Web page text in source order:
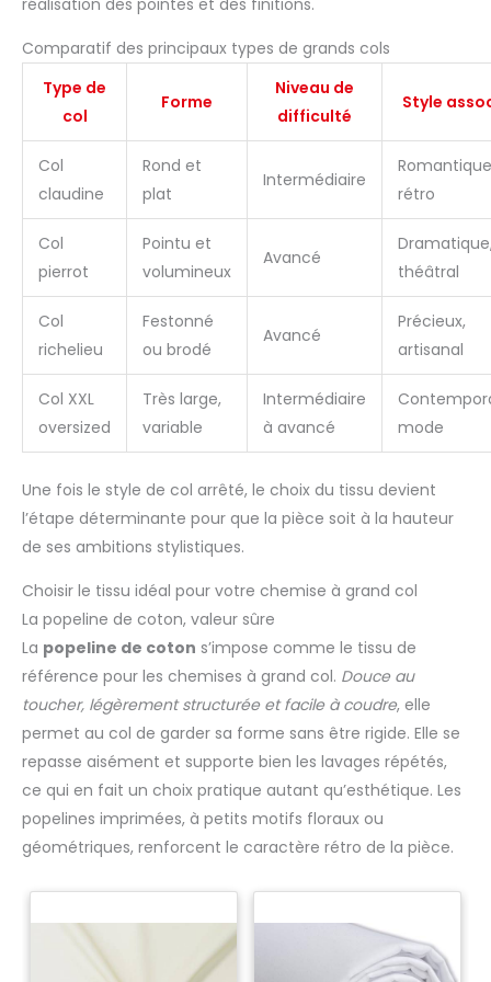
Comparatif des principaux types de grands cols
Type de
col
Forme
Niveau de
difficulté
Style
Col
claudine
Rond et
plat
Intermédiaire
rétro
Col
pierrot
Pointu et
volumineux
Avancé
théâtral
Col
richelieu
Festonné
ou brodé
Avancé
Précieux,
artisanal
Col XXL
oversized
Très large,
variable
Intermédiaire
à avancé
mode
Une fois le style de col arrêté, le choix du tissu devient
l’étape déterminante pour que la pièce soit à la hauteur
de ses ambitions stylistiques.
Choisir le tissu idéal pour votre chemise à grand col
La popeline de coton, valeur sûre
La popeline de coton s’impose comme le tissu de
référence pour les chemises à grand col. Douce au
toucher, légèrement structurée et facile à coudre, elle
permet au col de garder sa forme sans être rigide. Elle se
repasse aisément et supporte bien les lavages répétés,
ce qui en fait un choix pratique autant qu’esthétique. Les
popelines imprimées, à petits motifs floraux ou
géométriques, renforcent le caractère rétro de la pièce.